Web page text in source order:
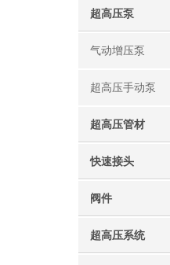
超高压泵
气动增压泵
超高压手动泵
超高压管材
快速接头
阀件
超高压系统